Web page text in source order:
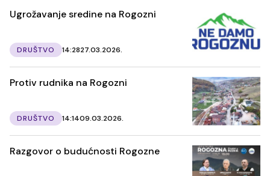
Ugrožavanje sredine na Rogozni
DRUŠTVO 14:2827.03.2026.
Protiv rudnika na Rogozni
DRUŠTVO 14:1409.03.2026.
Razgovor o budućnosti Rogozne